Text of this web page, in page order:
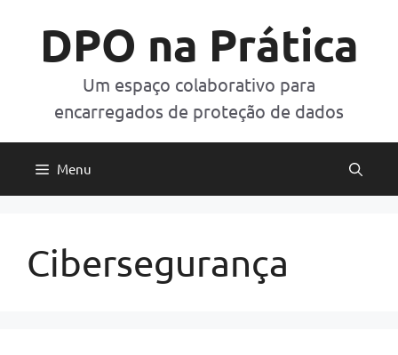
DPO na Prática
Um espaço colaborativo para
encarregados de proteção de dados
Menu
Cibersegurança